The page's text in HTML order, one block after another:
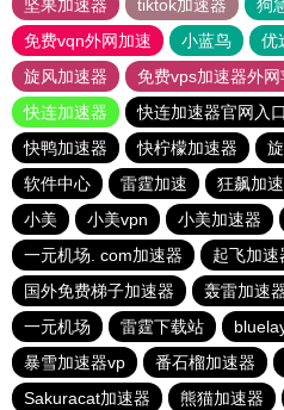
坚果加速器
tiktok加速器
狗
免费vqn外网加速
小蓝鸟 优
旋风加速器
免费vps加速器外网
快连加速器
快连加速器官网入口
快鸭加速器
快柠檬加速器
软件中心
雷霆加速 狂飙加
小美
小美vpn 小美加速器
一元机场. com加速器
起飞加速
国外免费梯子加速器
轰雷加速
一元机场
雷霆下载站
暴雪加速器vp
番石榴加速器
Sakuracat加速器
熊猫加速器